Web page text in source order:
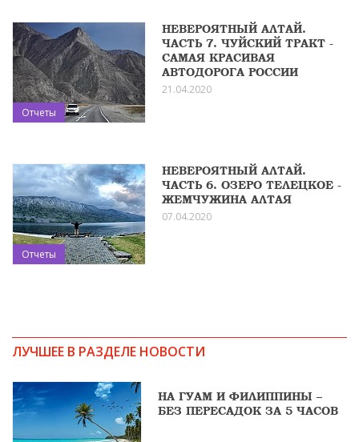
Отчеты
НЕВЕРОЯТНЫЙ АЛТАЙ.
ЧАСТЬ 7. ЧУЙСКИЙ ТРАКТ -
САМАЯ КРАСИВАЯ
АВТОДОРОГА РОССИИ
21.04.2020
Отчеты
НЕВЕРОЯТНЫЙ АЛТАЙ.
ЧАСТЬ 6. ОЗЕРО ТЕЛЕЦКОЕ -
ЖЕМЧУЖИНА АЛТАЯ
07.04.2020
ЛУЧШЕЕ В РАЗДЕЛЕ НОВОСТИ
НА ГУАМ И ФИЛИППИНЫ –
БЕЗ ПЕРЕСАДОК ЗА 5 ЧАСОВ